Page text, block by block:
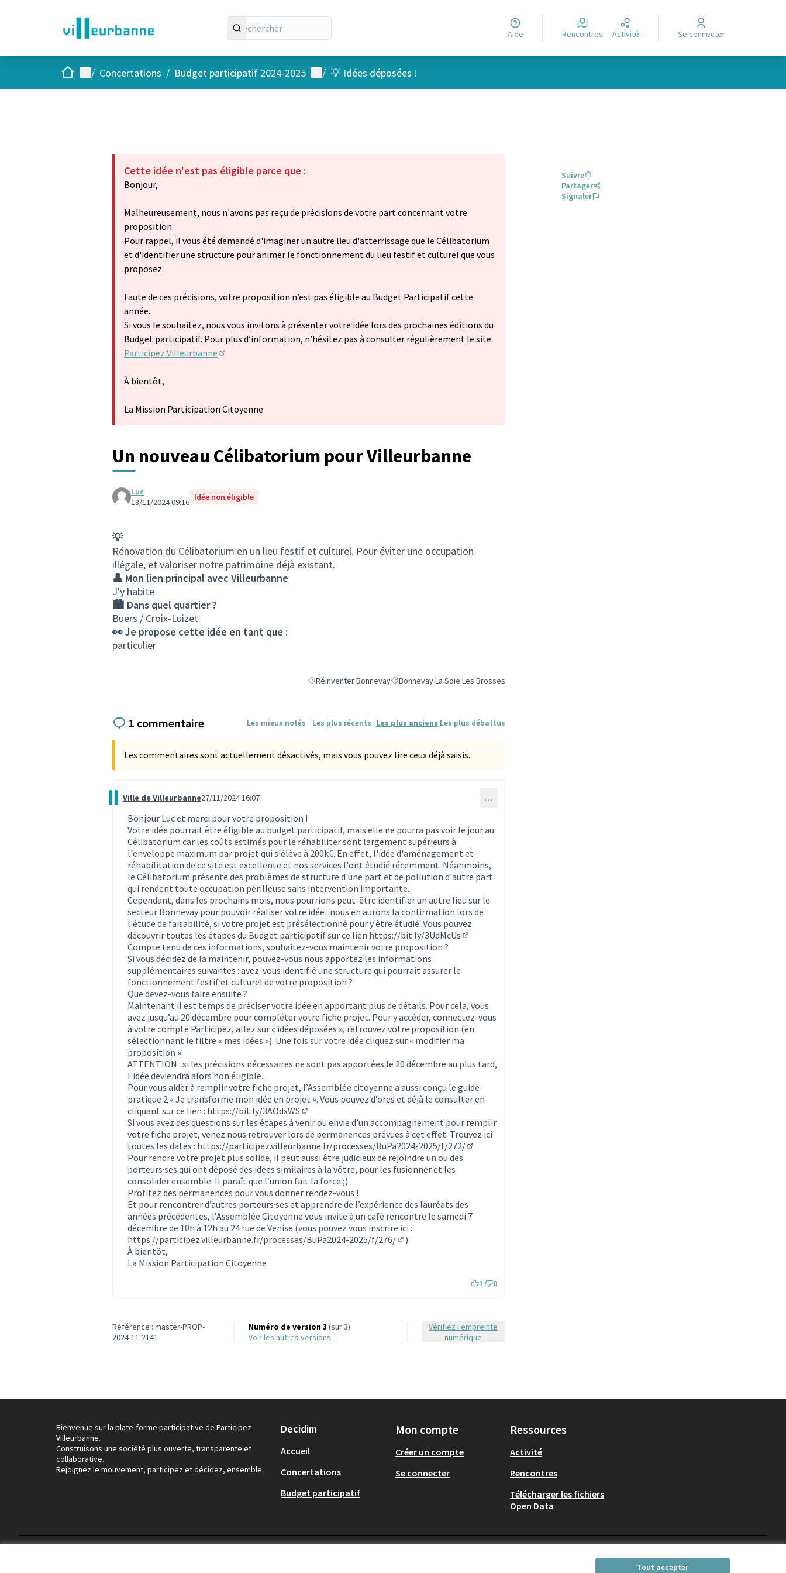
Tout accepter
Aide Rencontres Activité Se connecter
AccueilMenu principal
/ Concertations / Budget participatif 2024-2025 Menu utilisateur
/ 💡 Idées déposées !
Cette idée n'est pas éligible parce que :
Bonjour,
Malheureusement, nous n'avons pas reçu de précisions de votre part concernant votre
proposition.
Pour rappel, il vous été demandé d'imaginer un autre lieu d'atterrissage que le Célibatorium
et d'identifier une structure pour animer le fonctionnement du lieu festif et culturel que vous
proposez.
Faute de ces précisions, votre proposition n’est pas éligible au Budget Participatif cette
année.
Si vous le souhaitez, nous vous invitons à présenter votre idée lors des prochaines éditions du
Budget participatif. Pour plus d’information, n’hésitez pas à consulter régulièrement le site
Participez Villeurbanne
À bientôt,
La Mission Participation Citoyenne
Un nouveau Célibatorium pour Villeurbanne
Luc
18/11/2024 09:16 Idée non éligible
💡
Rénovation du Célibatorium en un lieu festif et culturel. Pour éviter une occupation
illégale, et valoriser notre patrimoine déjà existant.
👤 Mon lien principal avec Villeurbanne
J'y habite
🏙️ Dans quel quartier ?
Buers / Croix-Luizet
👀 Je propose cette idée en tant que :
particulier
Filtrer les résultats de la catégorie : Réinventer Bonnevay
Réinventer BonnevayFiltrer les résultats pour le secteur : Bonnevay La Soie Les Brosses
Bonnevay La Soie Les Brosses
Suivre
Partager
Signaler
1 commentaire Les mieux notés Les plus récents Les plus anciens Les plus débattus
Les commentaires sont actuellement désactivés, mais vous pouvez lire ceux déjà saisis.
Commentaire 3729
Ville de Villeurbanne27/11/2024 16:07 …
Bonjour Luc et merci pour votre proposition !
Votre idée pourrait être éligible au budget participatif, mais elle ne pourra pas voir le jour au
Célibatorium car les coûts estimés pour le réhabiliter sont largement supérieurs à
l'enveloppe maximum par projet qui s'élève à 200k€. En effet, l'idée d'aménagement et
réhabilitation de ce site est excellente et nos services l'ont étudié récemment. Néanmoins,
le Célibatorium présente des problèmes de structure d'une part et de pollution d'autre part
qui rendent toute occupation périlleuse sans intervention importante.
Cependant, dans les prochains mois, nous pourrions peut-être identifier un autre lieu sur le
secteur Bonnevay pour pouvoir réaliser votre idée : nous en aurons la confirmation lors de
l'étude de faisabilité, si votre projet est présélectionné pour y être étudié. Vous pouvez
découvrir toutes les étapes du Budget participatif sur ce lien https://bit.ly/3UdMcUs
Compte tenu de ces informations, souhaitez-vous maintenir votre proposition ?
Si vous décidez de la maintenir, pouvez-vous nous apportez les informations
supplémentaires suivantes : avez-vous identifié une structure qui pourrait assurer le
fonctionnement festif et culturel de votre proposition ?
Que devez-vous faire ensuite ?
Maintenant il est temps de préciser votre idée en apportant plus de détails. Pour cela, vous
avez jusqu’au 20 décembre pour compléter votre fiche projet. Pour y accéder, connectez-vous
à votre compte Participez, allez sur « idées déposées », retrouvez votre proposition (en
sélectionnant le filtre « mes idées »). Une fois sur votre idée cliquez sur « modifier ma
proposition ».
ATTENTION : si les précisions nécessaires ne sont pas apportées le 20 décembre au plus tard,
l'idée deviendra alors non éligible.
Pour vous aider à remplir votre fiche projet, l’Assemblée citoyenne a aussi conçu le guide
pratique 2 « Je transforme mon idée en projet ». Vous pouvez d’ores et déjà le consulter en
cliquant sur ce lien : https://bit.ly/3AOdxWS
(Lien externe)
Si vous avez des questions sur les étapes à venir ou envie d’un accompagnement pour remplir
votre fiche projet, venez nous retrouver lors de permanences prévues à cet effet. Trouvez ici
toutes les dates : https://participez.villeurbanne.fr/processes/BuPa2024-2025/f/272/
Pour rendre votre projet plus solide, il peut aussi être judicieux de rejoindre un ou des
porteurs·ses qui ont déposé des idées similaires à la vôtre, pour les fusionner et les
consolider ensemble. Il paraît que l’union fait la force ;)
Profitez des permanences pour vous donner rendez-vous !
Et pour rencontrer d’autres porteurs·ses et apprendre de l’expérience des lauréats des
années précédentes, l’Assemblée Citoyenne vous invite à un café rencontre le samedi 7
décembre de 10h à 12h au 24 rue de Venise (vous pouvez vous inscrire ici :
https://participez.villeurbanne.fr/processes/BuPa2024-2025/f/276/
(S'ouvre dans un nouvel onglet)
).
À bientôt,
La Mission Participation Citoyenne
1 0
Référence : master-PROP-
2024-11-2141
Numéro de version 3 (sur 3)
voir les autres versions
Vérifiez l'empreinte
numérique
Bienvenue sur la plate-forme participative de Participez
Villeurbanne.
Construisons une société plus ouverte, transparente et
collaborative.
Rejoignez le mouvement, participez et décidez, ensemble.
Decidim
Accueil
Concertations
Budget participatif
Mon compte
Créer un compte
Se connecter
Ressources
Activité
Rencontres
Télécharger les fichiers
Open Data